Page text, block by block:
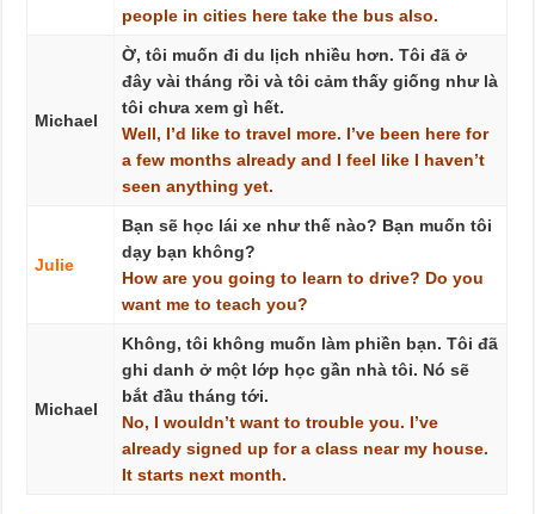
people in cities here take the bus also.
Michael
Ờ, tôi muốn đi du lịch nhiều hơn. Tôi đã ở
đây vài tháng rồi và tôi cảm thấy giống như là
tôi chưa xem gì hết.
Well, I’d like to travel more. I’ve been here for
a few months already and I feel like I haven’t
seen anything yet.
Julie
Bạn sẽ học lái xe như thế nào? Bạn muốn tôi
dạy bạn không?
How are you going to learn to drive? Do you
want me to teach you?
Michael
Không, tôi không muốn làm phiền bạn. Tôi đã
ghi danh ở một lớp học gần nhà tôi. Nó sẽ
bắt đầu tháng tới.
No, I wouldn’t want to trouble you. I’ve
already signed up for a class near my house.
It starts next month.